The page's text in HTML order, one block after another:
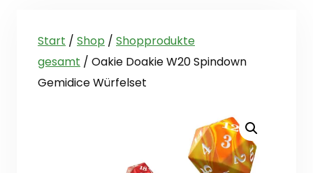
Start / Shop / Shopprodukte
gesamt / Oakie Doakie W20 Spindown
Gemidice Würfelset